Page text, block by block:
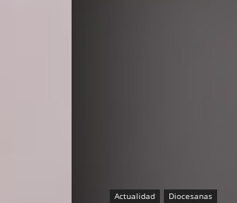
Actualidad Diocesanas